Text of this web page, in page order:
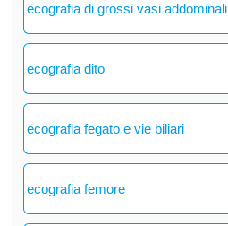
ecografia di grossi vasi addominali
ecografia dito
ecografia fegato e vie biliari
ecografia femore